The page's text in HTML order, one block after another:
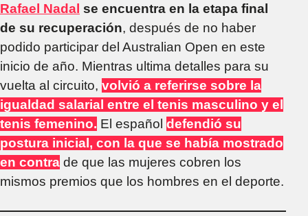
Rafael Nadal se encuentra en la etapa final
de su recuperación, después de no haber
podido participar del Australian Open en este
inicio de año. Mientras ultima detalles para su
vuelta al circuito, volvió a referirse sobre la
igualdad salarial entre el tenis masculino y el
tenis femenino. El español defendió su
postura inicial, con la que se había mostrado
en contra de que las mujeres cobren los
mismos premios que los hombres en el deporte.